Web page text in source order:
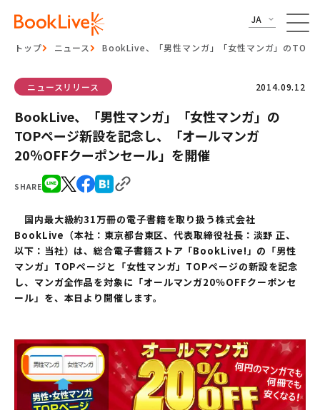
JA
トップ ニュース BookLive、「男性マンガ」「女性マンガ」のTOP
SHARE
ニュースリリース 2014.09.12
BookLive、「男性マンガ」「女性マンガ」の
TOPページ新設を記念し、「オールマンガ
20％OFFクーポンセール」を開催
国内最大級約31万冊の電子書籍を取り扱う株式会社
BookLive（本社：東京都台東区、代表取締役社長：淡野 正、
以下：当社）は、総合電子書籍ストア「BookLive!」の「男性
マンガ」TOPページと「女性マンガ」TOPページの新設を記念
し、マンガ全作品を対象に「オールマンガ20％OFFクーポンセ
ール」を、本日より開催します。